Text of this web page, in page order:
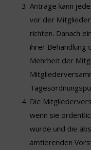
Anträge kann
vor der
richten. Danach
ihrer Behandlung
Mehrheit der
Die
wenn sie
wurde und die
amtierenden